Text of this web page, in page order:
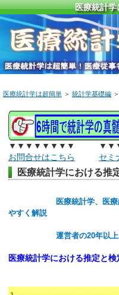
医療統計学
医療統計学は超簡単 ＞ 統計学基礎編
▼▼▼▼▼▼▼▼
お問合せはこちら
セミ
医療統計学における推
医療統計学、医
やすく解説
運営者の20年以
医療統計学における推定と検